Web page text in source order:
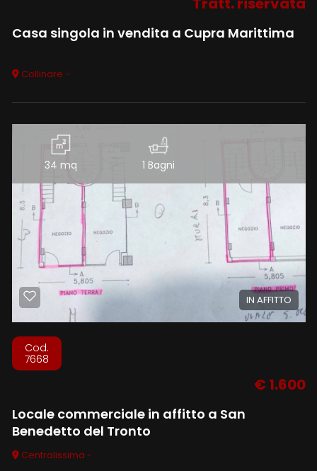
Casa singola in vendita a Cupra Marittima
Collinare -
34 mq 1 Bagni
IN AFFITTO
Cod.
7668
€ 1.600
Locale commerciale in affitto a San
Benedetto del Tronto
Centralissima -